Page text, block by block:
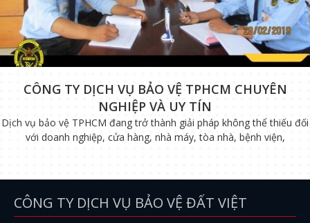
CÔNG TY DỊCH VỤ BẢO VỆ TPHCM CHUYÊN
NGHIỆP VÀ UY TÍN
Dịch vụ bảo vệ TPHCM đang trở thành giải pháp không thể thiếu đối
với doanh nghiệp, cửa hàng, nhà máy, tòa nhà, bệnh viện,
CÔNG TY DỊCH VỤ BẢO VỆ ĐẤT VIỆT